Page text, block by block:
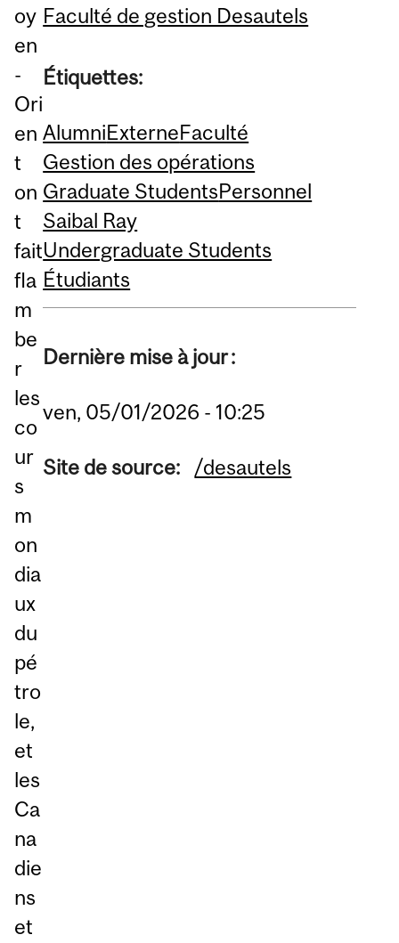
oy
en
-
Ori
en
t
on
t
fait
fla
m
be
r
les
co
ur
s
m
on
dia
ux
du
pé
tro
le,
et
les
Ca
na
die
ns
et
Faculté de gestion Desautels
Étiquettes:
AlumniExterneFaculté
Gestion des opérations
Graduate StudentsPersonnel
Saibal Ray
Undergraduate Students
Étudiants
Dernière mise à jour :
ven, 05/01/2026 - 10:25
Site de source: /desautels